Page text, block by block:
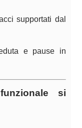
supportati dal
e pause in
si